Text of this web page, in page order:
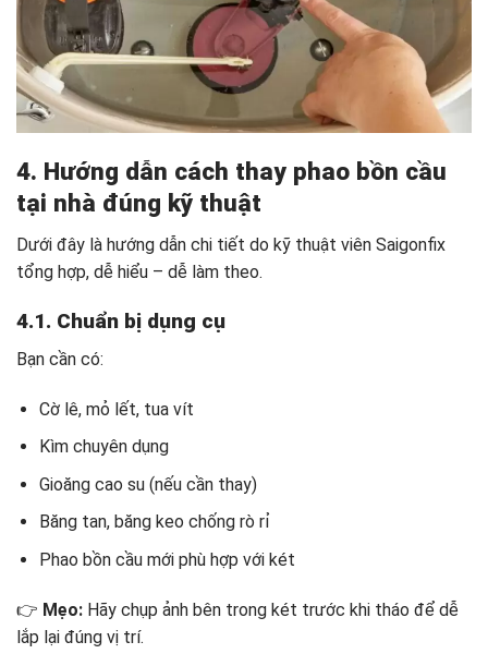
4. Hướng dẫn cách thay phao bồn cầu
tại nhà đúng kỹ thuật
Dưới đây là hướng dẫn chi tiết do kỹ thuật viên Saigonfix
tổng hợp, dễ hiểu – dễ làm theo.
4.1. Chuẩn bị dụng cụ
Bạn cần có:
Cờ lê, mỏ lết, tua vít
Kìm chuyên dụng
Gioăng cao su (nếu cần thay)
Băng tan, băng keo chống rò rỉ
Phao bồn cầu mới phù hợp với két
👉 Mẹo: Hãy chụp ảnh bên trong két trước khi tháo để dễ
lắp lại đúng vị trí.